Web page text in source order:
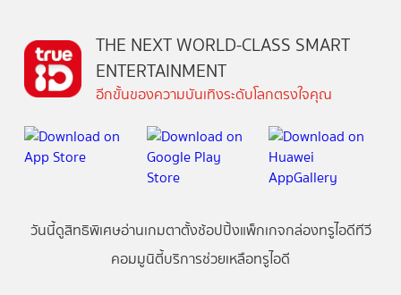
THE NEXT WORLD-CLASS SMART
ENTERTAINMENT
อีกขั้นของความบันเทิงระดับโลกตรงใจคุณ
วันนี้ดูสิทธิพิเศษอ่านเกมตาตั้งช้อปปิ้งแพ็กเกจกล่องทรูไอดีทีวี
คอมมูนิตี้บริการช่วยเหลือทรูไอดี